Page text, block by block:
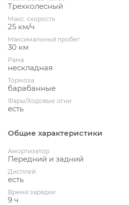
Трехколесный
Макс. скорость
25 км/ч
Максимальный пробег
30 км
Рама
нескладная
Тормоза
барабанные
Фары/Ходовые огни
есть
Общие характеристики
Амортизатор
Передний и задний
Дисплей
есть
Время зарядки
9 ч